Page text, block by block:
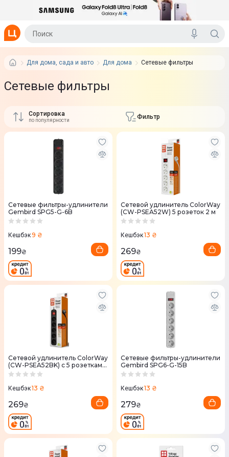
Для дома, сада и авто Для дома Сетевые фильтры
Сетевые фильтры
Сортировка
по популярности Фильтр
Сетевые фильтры-удлинители
Gembird SPG5-G-6B
Кешбэк9 ₴
199₴
Сетевой удлинитель ColorWay
(CW-PSEA52W) 5 розеток 2 м
Кешбэк13 ₴
269₴
Сетевой удлинитель ColorWay
(CW-PSEA52BK) с 5 розетками
2 м черный
Кешбэк13 ₴
269₴
Сетевые фильтры-удлинители
Gembird SPG6-G-15B
Кешбэк13 ₴
279₴